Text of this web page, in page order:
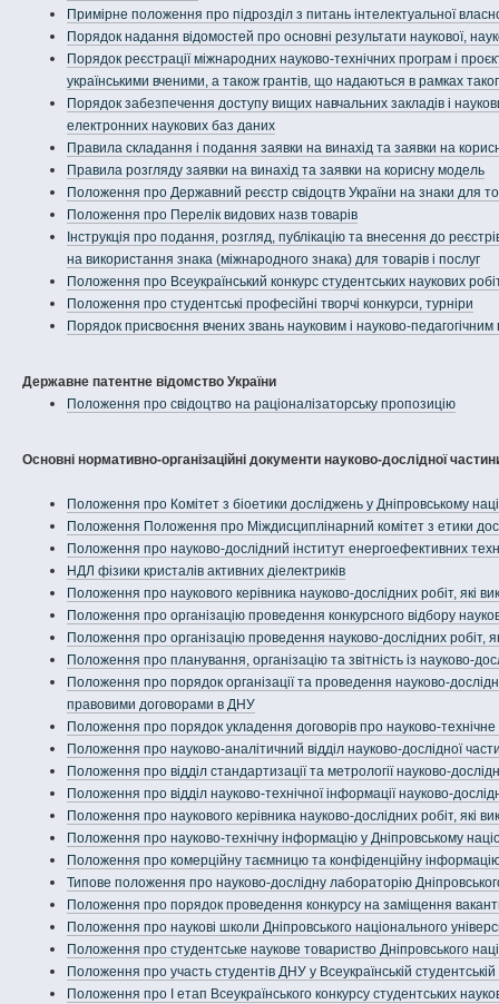
Примірне положення про підрозділ з питань інтелектуальної
Порядок надання відомостей про основні результати наукової,
Порядок реєстрації міжнародних науково-технічних програм і
українськими вченими, а також грантів, що надаються в рамках
Порядок забезпечення доступу вищих навчальних закладів і
електронних наукових баз даних
Правила складання і подання заявки на винахід та заявки на
Правила розгляду заявки на винахід та заявки на корисну модель
Положення про Державний реєстр свідоцтв України на знаки для
Положення про Перелік видових назв товарів
Інструкція про подання, розгляд, публікацію та внесення до
на використання знака (міжнародного знака) для товарів і послуг
Положення про Всеукраїнський конкурс студентських наукових
Положення про студентські професійні творчі конкурси, турніри
Порядок присвоєння вчених звань науковим і науково-педагогічним
Державне патентне відомство України
Положення про свідоцтво на раціоналізаторську пропозицію
Основні нормативно-організаційні документи науково-дослідної
Положення про Комітет з біоетики досліджень у Дніпровському
Положення Положення про Міждисциплінарний комітет з етики
Положення про науково-дослідний інститут енергоефективних
НДЛ фізики кристалів активних діелектриків
Положення про наукового керівника науково-дослідних робіт, які
Положення про організацію проведення конкурсного відбору
Положення про організацію проведення науково-дослідних
Положення про планування, організацію та звітність із науково-
Положення про порядок організації та проведення науково-
правовими договорами в ДНУ
Положення про порядок укладення договорів про науково-
Положення про науково-аналітичний відділ науково-дослідної
Положення про відділ стандартизації та метрології науково-
Положення про відділ науково-технічної інформації науково-
Положення про наукового керівника науково-дослідних робіт, які
Положення про науково-технічну інформацію у Дніпровському
Положення про комерційну таємницю та конфіденційну
Типове положення про науково-дослідну лабораторію
Положення про порядок проведення конкурсу на заміщення
Положення про наукові школи Дніпровського національного
Положення про студентське наукове товариство Дніпровського
Положення про участь студентів ДНУ у Всеукраїнській студентській
Положення про І етап Всеукраїнського конкурсу студентських